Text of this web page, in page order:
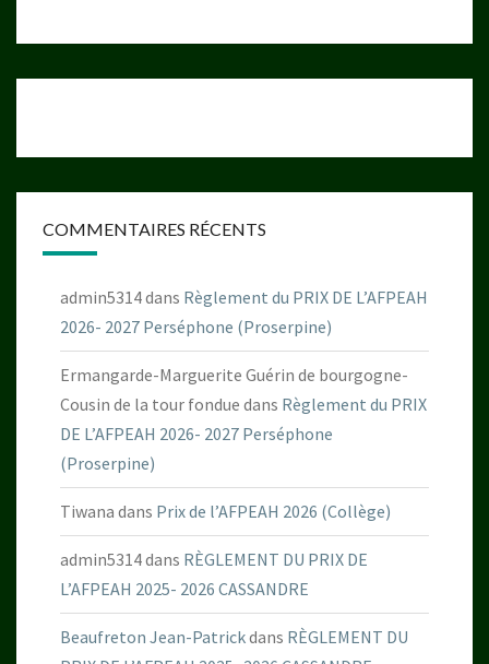
COMMENTAIRES RÉCENTS
admin5314dans Règlement du PRIX DE L’AFPEAH
2026- 2027 Perséphone (Proserpine)
Ermangarde-Marguerite Guérin de bourgogne-
Cousin de la tour fondue dans Règlement du PRIX
DE L’AFPEAH 2026- 2027 Perséphone
(Proserpine)
Tiwana dans Prix de l’AFPEAH 2026 (Collège)
admin5314dans RÈGLEMENT DU PRIX DE
L’AFPEAH 2025- 2026 CASSANDRE
Beaufreton Jean-Patrickdans RÈGLEMENT DU